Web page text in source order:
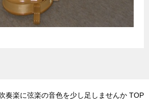
奏楽に弦楽の音色を少し足しませんか TOP